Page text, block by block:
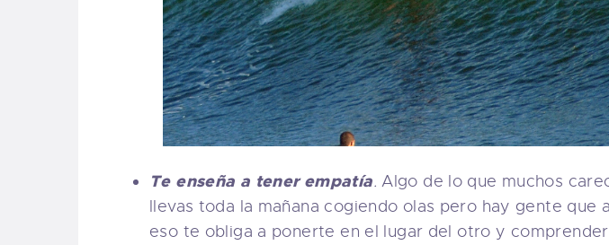
Te enseña a tener empatía.Algo de lo que muchos
llevas toda la mañana cogiendo olas pero hay gente que
eso te obliga a ponerte en el lugar del otro y